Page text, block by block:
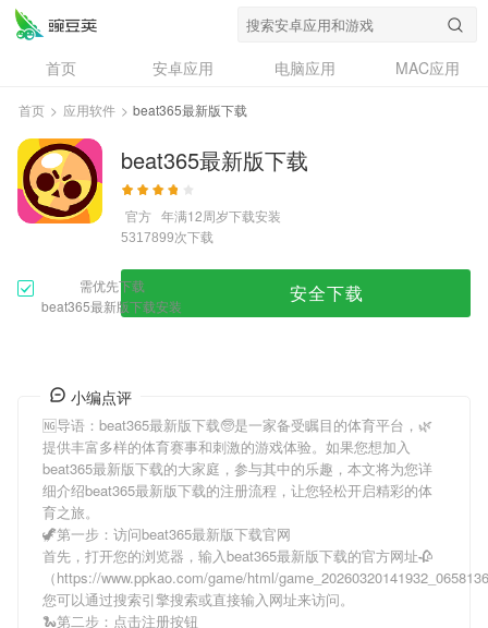
首页 安卓应用 电脑应用
MAC应用
资讯
专题
问答
首页 > 应用软件 > beat365最新版下载
beat365最新版下载
官方 年满12周岁下载安装
5317899次下载
需优先下载
beat365最新版下载安装
安全下载
小编点评
🆖导语： beat365最新版下载🧓是一家备受瞩目的体育平台，🌿
提供丰富多样的体育赛事和刺激的游戏体验。如果您想加入
beat365最新版下载的大家庭，参与其中的乐趣，本文将为您详
细介绍beat365最新版下载的注册流程，让您轻松开启精彩的体
育之旅。
🦖第一步：访问beat365最新版下载官网
首先，打开您的浏览器，输入beat365最新版下载的官方网址🥀
（https://www.ppkao.com/game/html/
您可以通过搜索引擎搜索或直接输入网址来访问。
🐍第二步：点击注册按钮